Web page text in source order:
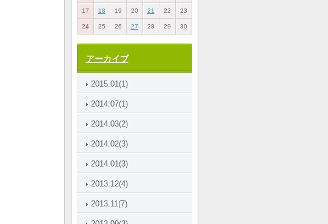
17 18 19 20 21 22 23
24 25 26 27 28 29 30
アーカイブ
2015.01(1)
2014.07(1)
2014.03(2)
2014.02(3)
2014.01(3)
2013.12(4)
2013.11(7)